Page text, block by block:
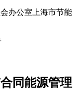
办公室 上海市节能
同能源管理